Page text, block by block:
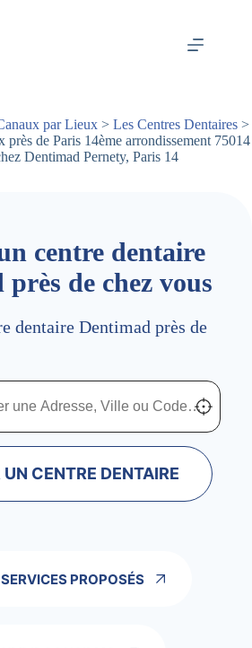
par Lieux > Les Centres Dentaires >
près de Paris 14ème arrondissement 75014
Dentimad Pernety, Paris 14
centre dentaire
de chez vous
dentaire Dentimad près de
dentaire Dentimad près de
Dentimad près de chez vous Localisez-
CENTRE DENTAIRE
PROPOSÉS